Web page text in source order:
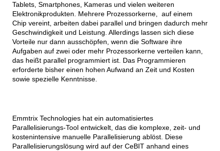
Tablets, Smartphones, Kameras und vielen weiteren
Elektronikprodukten. Mehrere Prozessorkerne, auf einem
Chip vereint, arbeiten dabei parallel und bringen dadurch mehr
Geschwindigkeit und Leistung. Allerdings lassen sich diese
Vorteile nur dann ausschöpfen, wenn die Software ihre
Aufgaben auf zwei oder mehr Prozessorkerne verteilen kann,
das heißt parallel programmiert ist. Das Programmieren
erforderte bisher einen hohen Aufwand an Zeit und Kosten
sowie spezielle Kenntnisse.
Emmtrix Technologies hat ein automatisiertes
Parallelisierungs-Tool entwickelt, das die komplexe, zeit- und
kostenintensive manuelle Parallelisierung ablöst. Diese
Parallelisierungslösung wird auf der CeBIT anhand eines